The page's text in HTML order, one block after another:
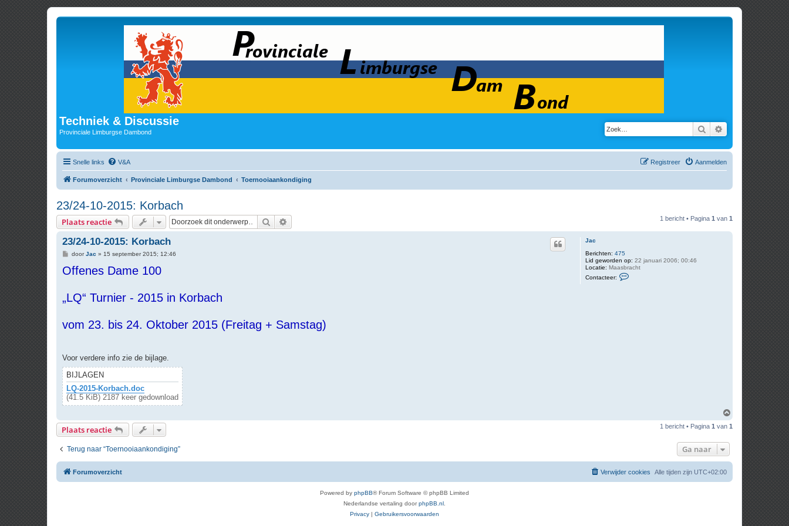
Techniek & Discussie
Provinciale Limburgse Dambond Zoek Uitgebreid zoeken
Snelle links V&A Aanmelden
Registreer
Forumoverzicht Provinciale Limburgse Dambond Toernooiaankondiging
23/24-10-2015: Korbach
Plaats reactie Zoek 1 bericht • Pagina 1 van 1
Jac
Berichten: 475
Lid geworden op: 22 januari 2006; 00:46
Locatie: Maasbracht
Contacteer:
23/24-10-2015: Korbach
B
r
i
doorJac » 15 september 2015; 12:46
Offenes Dame 100
„LQ“ Turnier - 2015 in Korbach
vom 23. bis 24. Oktober 2015 (Freitag + Samstag)
Voor verdere info zie de bijlage.
BIJLAGEN
LQ-2015-Korbach.doc
(41.5 KiB) 2187 keer gedownload
h
Plaats reactie 1 bericht • Pagina 1 van 1
Terug naar “Toernooiaankondiging” Ga naar
Forumoverzicht Alle tijden zijn UTC+02:00
Verwijder cookies
Powered by phpBB® Forum Software © phpBB Limited
Nederlandse vertaling doorphpBB.nl
Privacy | Gebruikersvoorwaarden